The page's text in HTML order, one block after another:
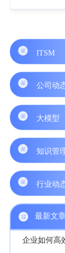
ITSM
公司动
大模型
知识管
行业动
最新文